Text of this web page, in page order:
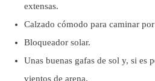
extensas.
Calzado cómodo para caminar
Bloqueador solar.
Unas buenas gafas de sol y, si es
vientos de arena.